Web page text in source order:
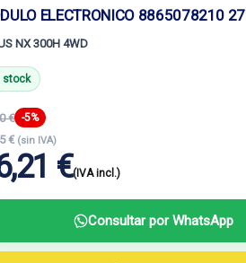
ELECTRONICO 8865078210
NX 300H 4WD
stock
€ -5%
€ (sin IVA)
€(IVA incl.)
Consultar por WhatsApp